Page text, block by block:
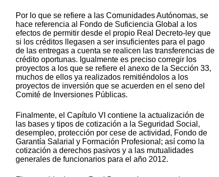
Por lo que se refiere a las Comunidades Autónomas, se
hace referencia al Fondo de Suficiencia Global a los
efectos de permitir desde el propio Real Decreto-ley que
si los créditos llegasen a ser insuficientes para el pago
de las entregas a cuenta se realicen las transferencias de
crédito oportunas. Igualmente es preciso corregir los
proyectos a los que se refiere el anexo de la Sección 33,
muchos de ellos ya realizados remitiéndolos a los
proyectos de inversión que se acuerden en el seno del
Comité de Inversiones Públicas.
Finalmente, el Capítulo VI contiene la actualización de
las bases y tipos de cotización a la Seguridad Social,
desempleo, protección por cese de actividad, Fondo de
Garantía Salarial y Formación Profesional; así como la
cotización a derechos pasivos y a las mutualidades
generales de funcionarios para el año 2012.